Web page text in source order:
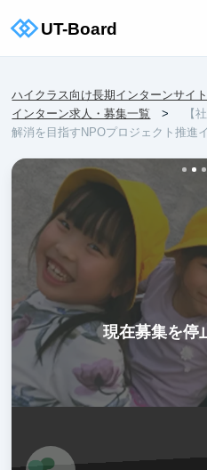
ハイクラス向け長期インターンサイ
インターン求人・募集一覧
【
解消を目指すNPOプロジェクト推進
現在募集を停